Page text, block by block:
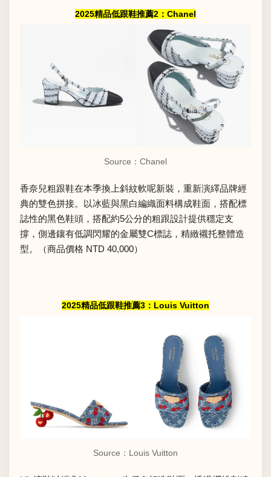
2025精品低跟鞋推薦2：Chanel
Source：Chanel
香奈兒粗跟鞋在本季換上斜紋軟呢新裝，重新演繹品牌經
典的雙色拼接。以冰藍與黑白編織面料構成鞋面，搭配標
誌性的黑色鞋頭，搭配約5公分的粗跟設計提供穩定支
撐，側邊鑲有低調閃耀的金屬雙C標誌，精緻襯托整體造
型。（商品價格 NTD 40,000）
2025精品低跟鞋推薦3：Louis Vuitton
Source：Louis Vuitton